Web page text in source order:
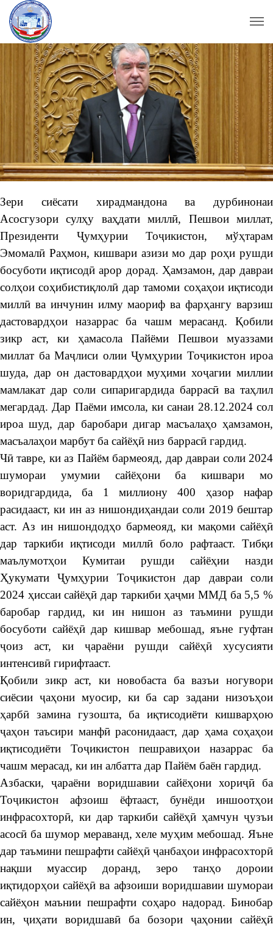
Зери сиёсати хирадмандона ва дурбинонаи
Асосгузори сулҳу ваҳдати миллӣ, Пешвои миллат,
Президенти Ҷумҳурии Тоҷикистон, мўҳтарам
Эмомалӣ Раҳмон, кишвари азизи мо дар роҳи рушди
босуботи иқтисодӣ арор дорад. Ҳамзамон, дар давраи
солҳои соҳибистиқлолӣ дар тамоми соҳаҳои иқтисоди
миллӣ ва инчунин илму маориф ва фарҳангу варзиш
дастовардҳои назаррас ба чашм мерасанд. Қобили
зикр аст, ки ҳамасола Пайёми Пешвои муаззами
миллат ба Маҷлиси олии Ҷумҳурии Тоҷикистон ироа
шуда, дар он дастовардҳои муҳими хоҷагии миллии
мамлакат дар соли сипаригардида баррасӣ ва таҳлил
мегардад. Дар Паёми имсола, ки санаи 28.12.2024 сол
ироа шуд, дар баробари дигар масъалаҳо ҳамзамон,
масъалаҳои марбут ба сайёҳӣ низ баррасӣ гардид.
Чӣ тавре, ки аз Пайём бармеояд, дар давраи соли 2024
шумораи умумии сайёҳони ба кишвари мо
воридгардида, ба 1 миллиону 400 ҳазор нафар
расидааст, ки ин аз нишондиҳандаи соли 2019 бештар
аст. Аз ин нишондодҳо бармеояд, ки мақоми сайёҳӣ
дар таркиби иқтисоди миллӣ боло рафтааст. Тибқи
маълумотҳои Кумитаи рушди сайёҳии назди
Ҳукумати Ҷумҳурии Тоҷикистон дар давраи соли
2024 ҳиссаи сайёҳӣ дар таркиби ҳаҷми ММД ба 5,5 %
баробар гардид, ки ин нишон аз таъмини рушди
босуботи сайёҳӣ дар кишвар мебошад, яъне гуфтан
ҷоиз аст, ки ҷараёни рушди сайёҳӣ хусусияти
интенсивӣ гирифтааст.
Қобили зикр аст, ки новобаста ба вазъи ногувори
сиёсии ҷаҳони муосир, ки ба сар задани низоъҳои
ҳарбӣ замина гузошта, ба иқтисодиёти кишварҳою
ҷаҳон таъсири манфӣ расонидааст, дар ҳама соҳаҳои
иқтисодиёти Тоҷикистон пешравиҳои назаррас ба
чашм мерасад, ки ин албатта дар Пайём баён гардид.
Азбаски, ҷараёни воридшавии сайёҳони хориҷӣ ба
Тоҷикистон афзоиш ёфтааст, бунёди иншоотҳои
инфрасохторӣ, ки дар таркиби сайёҳӣ ҳамчун ҷузъи
асосӣ ба шумор мераванд, хеле муҳим мебошад. Яъне
дар таъмини пешрафти сайёҳӣ ҷанбаҳои инфрасохторӣ
нақши муассир доранд, зеро танҳо дороии
иқтидорҳои сайёҳӣ ва афзоиши воридшавии шумораи
сайёҳон маънии пешрафти соҳаро надорад. Бинобар
ин, ҷиҳати воридшавӣ ба бозори ҷаҳонии сайёҳӣ